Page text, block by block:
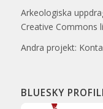
Arkeologiska
Creative Commons
Andra projekt:
BLUESKY